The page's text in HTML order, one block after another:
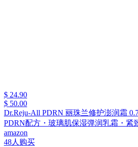
$ 24.90
$ 50.00
Dr.Reju-All PDRN 丽珠兰修护澎润霜
PDRN配方・玻璃肌保湿弹润乳霜・紧
amazon
48人购买